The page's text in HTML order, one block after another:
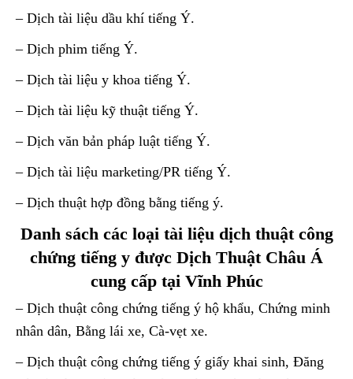
– Dịch tài liệu dầu khí tiếng Ý.
– Dịch phim tiếng Ý.
– Dịch tài liệu y khoa tiếng Ý.
– Dịch tài liệu kỹ thuật tiếng Ý.
– Dịch văn bản pháp luật tiếng Ý.
– Dịch tài liệu marketing/PR tiếng Ý.
– Dịch thuật hợp đồng bằng tiếng ý.
Danh sách các loại tài liệu dịch thuật công
chứng tiếng y được Dịch Thuật Châu Á
cung cấp tại Vĩnh Phúc
– Dịch thuật công chứng tiếng ý hộ khẩu, Chứng minh
nhân dân, Bằng lái xe, Cà-vẹt xe.
– Dịch thuật công chứng tiếng ý giấy khai sinh, Đăng